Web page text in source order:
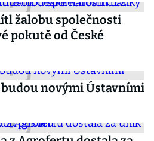
žalobu společnosti
pokutě od České
budou novými Ústavními